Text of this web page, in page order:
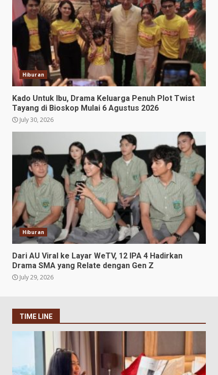
Hiburan
Kado Untuk Ibu, Drama Keluarga Penuh Plot Twist
Tayang di Bioskop Mulai 6 Agustus 2026
July 30, 2026
Hiburan
Dari AU Viral ke Layar WeTV, 12 IPA 4 Hadirkan
Drama SMA yang Relate dengan Gen Z
July 29, 2026
TIME LINE